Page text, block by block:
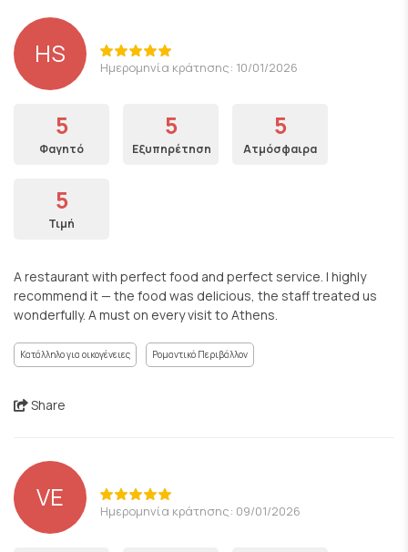
HS Ημερομηνία κράτησης: 10/01/2026
5
Φαγητό
5
Εξυπηρέτηση
5
Ατμόσφαιρα
5
Τιμή
A restaurant with perfect food and perfect service. I highly
recommend it — the food was delicious, the staff treated us
wonderfully. A must on every visit to Athens.
Κατάλληλο για οικογένειες Ρομαντικό Περιβάλλον
Share
VE Ημερομηνία κράτησης: 09/01/2026